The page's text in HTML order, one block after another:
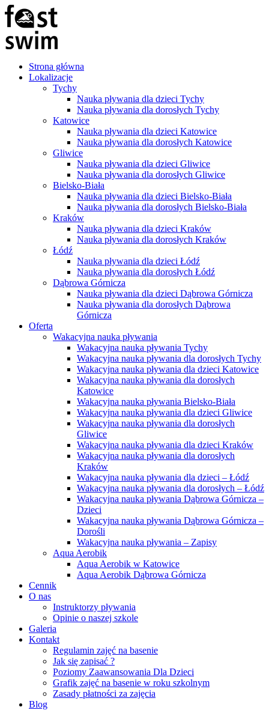
Strona główna
Lokalizacje
Tychy
Nauka pływania dla dzieci Tychy
Nauka pływania dla dorosłych Tychy
Katowice
Nauka pływania dla dzieci Katowice
Nauka pływania dla dorosłych Katowice
Gliwice
Nauka pływania dla dzieci Gliwice
Nauka pływania dla dorosłych Gliwice
Bielsko-Biała
Nauka pływania dla dzieci Bielsko-Biała
Nauka pływania dla dorosłych Bielsko-Biała
Kraków
Nauka pływania dla dzieci Kraków
Nauka pływania dla dorosłych Kraków
Łódź
Nauka pływania dla dzieci Łódź
Nauka pływania dla dorosłych Łódź
Dąbrowa Górnicza
Nauka pływania dla dzieci Dąbrowa Górnicza
Nauka pływania dla dorosłych Dąbrowa
Górnicza
Oferta
Wakacyjna nauka pływania
Wakacyjna nauka pływania Tychy
Wakacyjna nauka pływania dla dorosłych Tychy
Wakacyjna nauka pływania dla dzieci Katowice
Wakacyjna nauka pływania dla dorosłych
Katowice
Wakacyjna nauka pływania Bielsko-Biała
Wakacyjna nauka pływania dla dzieci Gliwice
Wakacyjna nauka pływania dla dorosłych
Gliwice
Wakacyjna nauka pływania dla dzieci Kraków
Wakacyjna nauka pływania dla dorosłych
Kraków
Wakacyjna nauka pływania dla dzieci – Łódź
Wakacyjna nauka pływania dla dorosłych – Łódź
Wakacyjna nauka pływania Dąbrowa Górnicza –
Dzieci
Wakacyjna nauka pływania Dąbrowa Górnicza –
Dorośli
Wakacyjna nauka pływania – Zapisy
Aqua Aerobik
Aqua Aerobik w Katowice
Aqua Aerobik Dąbrowa Górnicza
Cennik
O nas
Instruktorzy pływania
Opinie o naszej szkole
Galeria
Kontakt
Regulamin zajęć na basenie
Jak się zapisać ?
Poziomy Zaawansowania Dla Dzieci
Grafik zajęć na basenie w roku szkolnym
Zasady płatności za zajęcia
Blog